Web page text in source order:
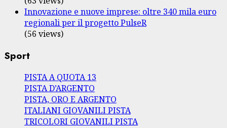
Innovazione e nuove imprese: oltre 340 mila euro
regionali per il progetto PulseR
(56 views)
Sport
PISTA A QUOTA 13
PISTA D’ARGENTO
PISTA, ORO E ARGENTO
ITALIANI GIOVANILI PISTA
TRICOLORI GIOVANILI PISTA